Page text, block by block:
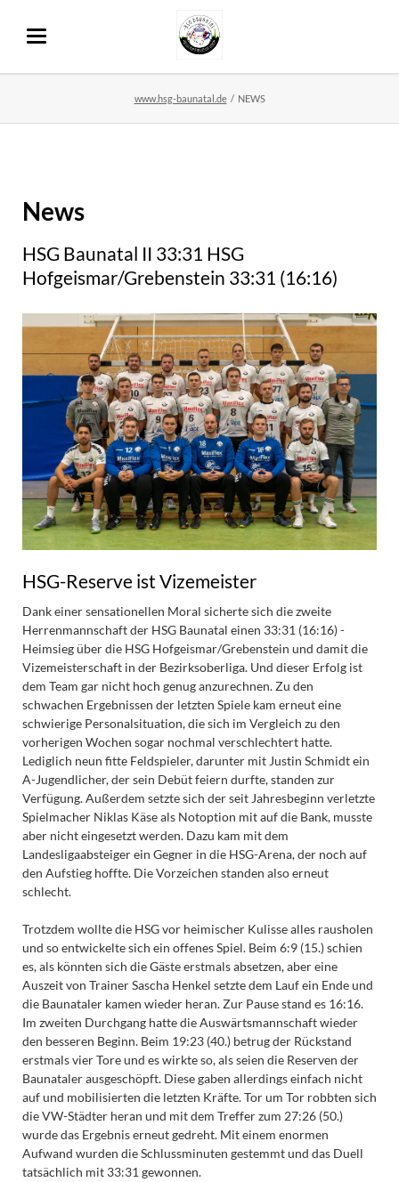
www.hsg-baunatal.de NEWS
News
HSG Baunatal II 33:31 HSG
Hofgeismar/Grebenstein 33:31 (16:16)
HSG-Reserve ist Vizemeister
Dank einer sensationellen Moral sicherte sich die zweite
Herrenmannschaft der HSG Baunatal einen 33:31 (16:16) -
Heimsieg über die HSG Hofgeismar/Grebenstein und damit die
Vizemeisterschaft in der Bezirksoberliga. Und dieser Erfolg ist
dem Team gar nicht hoch genug anzurechnen. Zu den
schwachen Ergebnissen der letzten Spiele kam erneut eine
schwierige Personalsituation, die sich im Vergleich zu den
vorherigen Wochen sogar nochmal verschlechtert hatte.
Lediglich neun fitte Feldspieler, darunter mit Justin Schmidt ein
A-Jugendlicher, der sein Debüt feiern durfte, standen zur
Verfügung. Außerdem setzte sich der seit Jahresbeginn verletzte
Spielmacher Niklas Käse als Notoption mit auf die Bank, musste
aber nicht eingesetzt werden. Dazu kam mit dem
Landesligaabsteiger ein Gegner in die HSG-Arena, der noch auf
den Aufstieg hoffte. Die Vorzeichen standen also erneut
schlecht.
Trotzdem wollte die HSG vor heimischer Kulisse alles rausholen
und so entwickelte sich ein offenes Spiel. Beim 6:9 (15.) schien
es, als könnten sich die Gäste erstmals absetzen, aber eine
Auszeit von Trainer Sascha Henkel setzte dem Lauf ein Ende und
die Baunataler kamen wieder heran. Zur Pause stand es 16:16.
Im zweiten Durchgang hatte die Auswärtsmannschaft wieder
den besseren Beginn. Beim 19:23 (40.) betrug der Rückstand
erstmals vier Tore und es wirkte so, als seien die Reserven der
Baunataler ausgeschöpft. Diese gaben allerdings einfach nicht
auf und mobilisierten die letzten Kräfte. Tor um Tor robbten sich
die VW-Städter heran und mit dem Treffer zum 27:26 (50.)
wurde das Ergebnis erneut gedreht. Mit einem enormen
Aufwand wurden die Schlussminuten gestemmt und das Duell
tatsächlich mit 33:31 gewonnen.